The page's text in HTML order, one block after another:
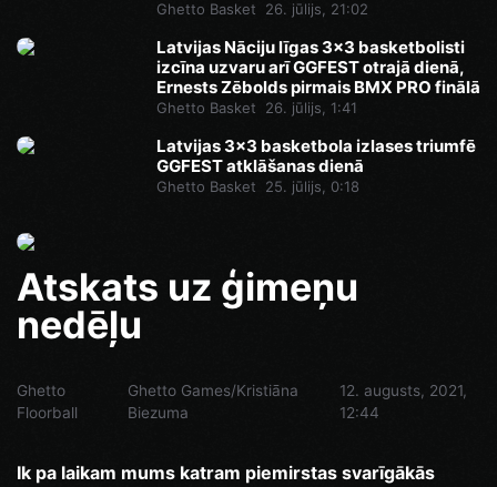
Ghetto Basket 26. jūlijs, 21:02
Latvijas Nāciju līgas 3x3 basketbolisti
izcīna uzvaru arī GGFEST otrajā dienā,
Ernests Zēbolds pirmais BMX PRO finālā
Ghetto Basket 26. jūlijs, 1:41
Latvijas 3x3 basketbola izlases triumfē
GGFEST atklāšanas dienā
Ghetto Basket 25. jūlijs, 0:18
Atskats uz ģimeņu
nedēļu
Ghetto
Floorball
Ghetto Games/Kristiāna
Biezuma
12. augusts, 2021,
12:44
Ik pa laikam mums katram piemirstas svarīgākās